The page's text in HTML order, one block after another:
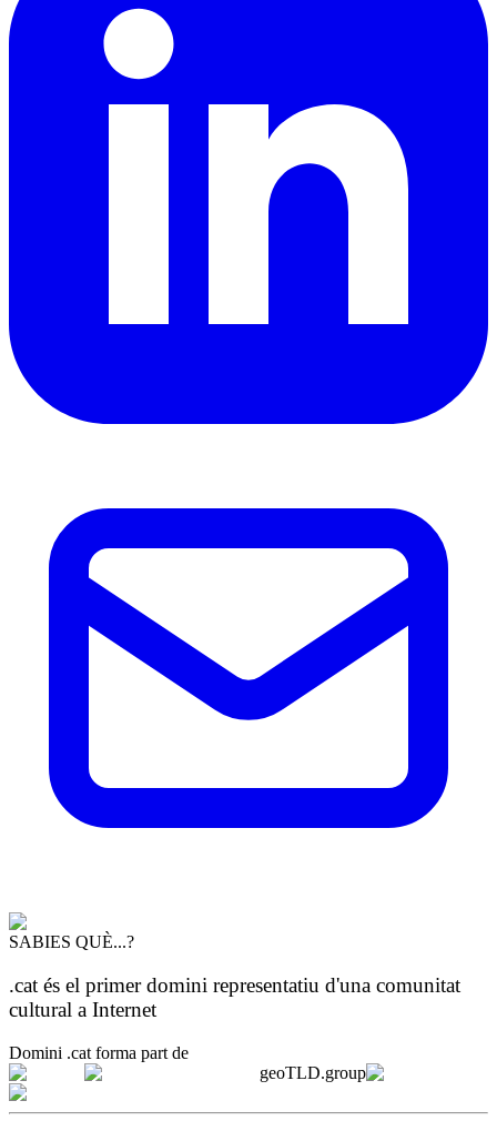
SABIES QUÈ...?
.cat és el primer domini representatiu d'una comunitat
cultural a Internet
Domini .cat forma part de
geoTLD.group